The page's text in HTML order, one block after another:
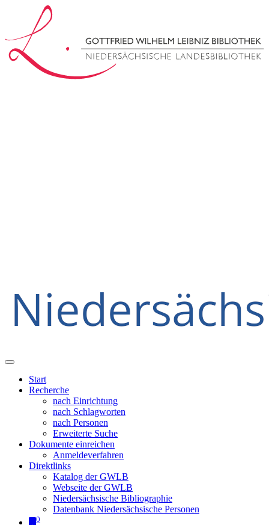
Start
Recherche
nach Einrichtung
nach Schlagworten
nach Personen
Erweiterte Suche
Dokumente einreichen
Anmeldeverfahren
Direktlinks
Katalog der GWLB
Webseite der GWLB
Niedersächsische Bibliographie
Datenbank Niedersächsische Personen
0